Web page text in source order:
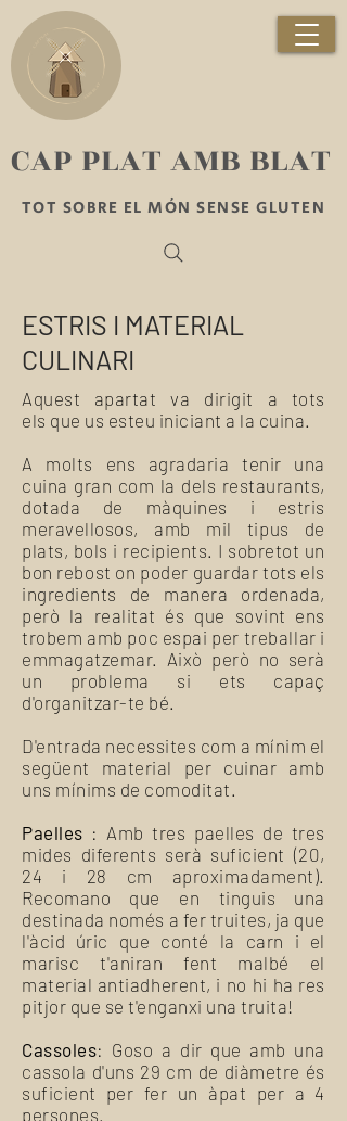
TOT SOBRE EL MÓN SENSE GLUTEN
​CAP PLAT AMB BLAT
ESTRIS I MATERIAL
CULINARI
Aquest apartat va dirigit a tots
els que us esteu iniciant a la cuina.
A molts ens agradaria tenir una
cuina gran com la dels restaurants,
dotada de màquines i estris
meravellosos, amb mil tipus de
plats, bols i recipients. I sobretot un
bon rebost on poder guardar tots els
ingredients de manera ordenada,
però la realitat és que sovint ens
trobem amb poc espai per treballar i
emmagatzemar. Això però no serà
un problema si ets capaç
d'organitzar-te bé.
D'entrada necessites com a mínim el
següent material per cuinar amb
uns mínims de comoditat.
Paelles : Amb tres paelles de tres
mides diferents serà suficient (20,
24 i 28 cm aproximadament).
Recomano que en tinguis una
destinada només a fer truites, ja que
l'àcid úric que conté la carn i el
marisc t'aniran fent malbé el
material antiadherent, i no hi ha res
pitjor que se t'enganxi una truita!
Cassoles: Goso a dir que amb una
cassola d'uns 29 cm de diàmetre és
suficient per fer un àpat per a 4
persones.